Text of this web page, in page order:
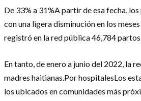
De 33% a 31%A partir de esa fecha,
con una ligera disminución en los
registró en la red pública 46,784
En tanto, de enero a junio del 2022, la
madres haitianas.Por hospitalesLos
los ubicados en comunidades más